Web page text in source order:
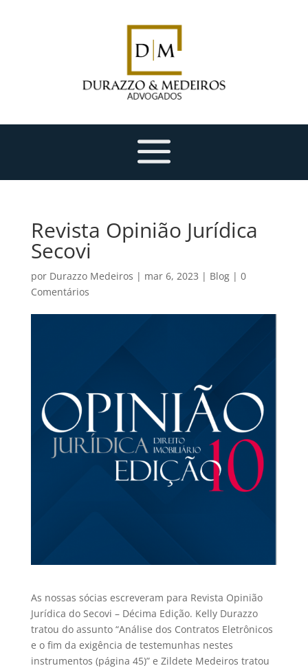
Revista Opinião Jurídica
Secovi
por Durazzo Medeiros | mar 6, 2023 | Blog| 0
Comentários
As nossas sócias escreveram para Revista Opinião
Jurídica do Secovi – Décima Edição. Kelly Durazzo
tratou do assunto “Análise dos Contratos Eletrônicos
e o fim da exigência de testemunhas nestes
instrumentos (página 45)” e Zildete Medeiros tratou